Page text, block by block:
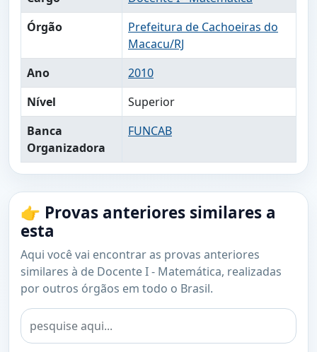
Órgão
Prefeitura de Cachoeiras do
Macacu/RJ
Ano
2010
Nível
Superior
Banca
Organizadora
FUNCAB
👉 Provas anteriores similares a
esta
Aqui você vai encontrar as provas anteriores
similares à de Docente I - Matemática, realizadas
por outros órgãos em todo o Brasil.